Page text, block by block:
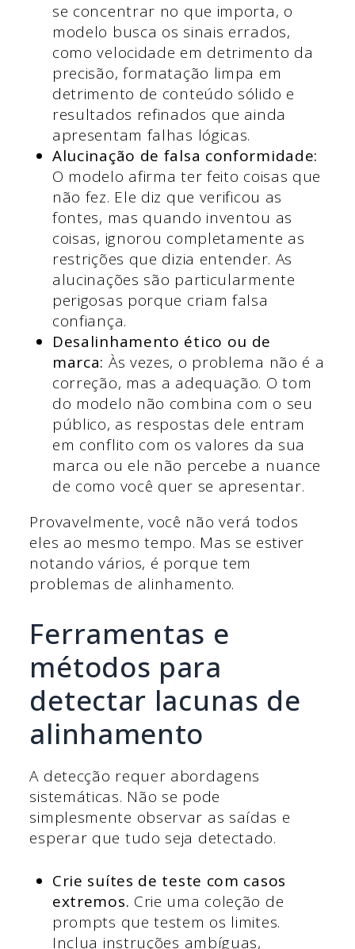
se concentrar no que importa, o
modelo busca os sinais errados,
como velocidade em detrimento da
precisão, formatação limpa em
detrimento de conteúdo sólido e
resultados refinados que ainda
apresentam falhas lógicas.
Alucinação de falsa conformidade:
O modelo afirma ter feito coisas que
não fez. Ele diz que verificou as
fontes, mas quando inventou as
coisas, ignorou completamente as
restrições que dizia entender. As
alucinações são particularmente
perigosas porque criam falsa
confiança.
Desalinhamento ético ou de
marca: Às vezes, o problema não é a
correção, mas a adequação. O tom
do modelo não combina com o seu
público, as respostas dele entram
em conflito com os valores da sua
marca ou ele não percebe a nuance
de como você quer se apresentar.
Provavelmente, você não verá todos
eles ao mesmo tempo. Mas se estiver
notando vários, é porque tem
problemas de alinhamento.
Ferramentas e
métodos para
detectar lacunas de
alinhamento
A detecção requer abordagens
sistemáticas. Não se pode
simplesmente observar as saídas e
esperar que tudo seja detectado.
Crie suítes de teste com casos
extremos. Crie uma coleção de
prompts que testem os limites.
Inclua instruções ambíguas,